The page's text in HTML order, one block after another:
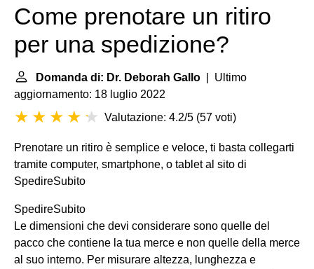
Come prenotare un ritiro
per una spedizione?
Domanda di: Dr. Deborah Gallo | Ultimo
aggiornamento: 18 luglio 2022
Valutazione: 4.2/5 (57 voti)
Prenotare un ritiro è semplice e veloce, ti basta collegarti
tramite computer, smartphone, o tablet al sito di
SpedireSubito
SpedireSubito
Le dimensioni che devi considerare sono quelle del
pacco che contiene la tua merce e non quelle della merce
al suo interno. Per misurare altezza, lunghezza e